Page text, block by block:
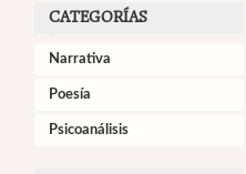
CATEGORÍAS
Narrativa
Poesía
Psicoanálisis